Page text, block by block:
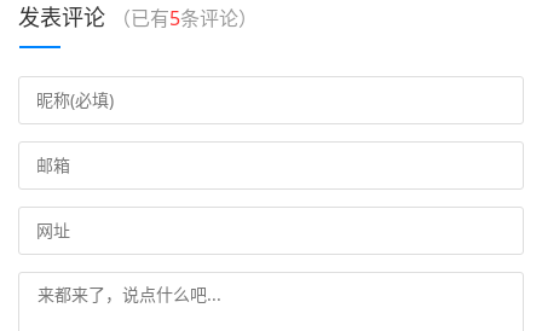
发表评论 （已有5条评论）